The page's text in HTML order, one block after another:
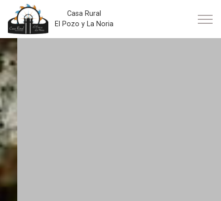
Casa Rural
El Pozo y La Noria